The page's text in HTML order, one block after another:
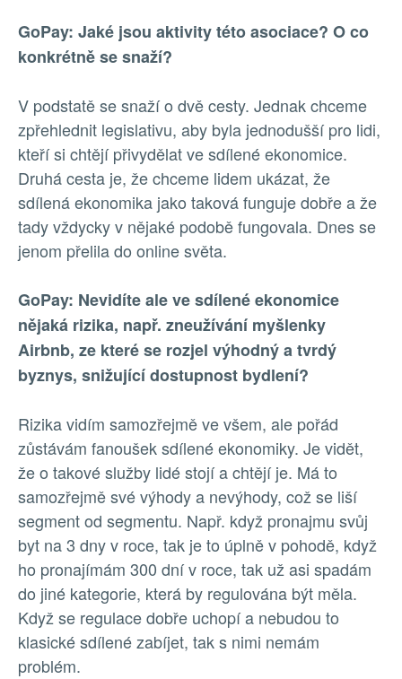
GoPay: Jaké jsou aktivity této asociace? O co
konkrétně se snaží?
V podstatě se snaží o dvě cesty. Jednak chceme
zpřehlednit legislativu, aby byla jednodušší pro lidi,
kteří si chtějí přivydělat ve sdílené ekonomice.
Druhá cesta je, že chceme lidem ukázat, že
sdílená ekonomika jako taková funguje dobře a že
tady vždycky v nějaké podobě fungovala. Dnes se
jenom přelila do online světa.
GoPay: Nevidíte ale ve sdílené ekonomice
nějaká rizika, např. zneužívání myšlenky
Airbnb, ze které se rozjel výhodný a tvrdý
byznys, snižující dostupnost bydlení?
Rizika vidím samozřejmě ve všem, ale pořád
zůstávám fanoušek sdílené ekonomiky. Je vidět,
že o takové služby lidé stojí a chtějí je. Má to
samozřejmě své výhody a nevýhody, což se liší
segment od segmentu. Např. když pronajmu svůj
byt na 3 dny v roce, tak je to úplně v pohodě, když
ho pronajímám 300 dní v roce, tak už asi spadám
do jiné kategorie, která by regulována být měla.
Když se regulace dobře uchopí a nebudou to
klasické sdílené zabíjet, tak s nimi nemám
problém.